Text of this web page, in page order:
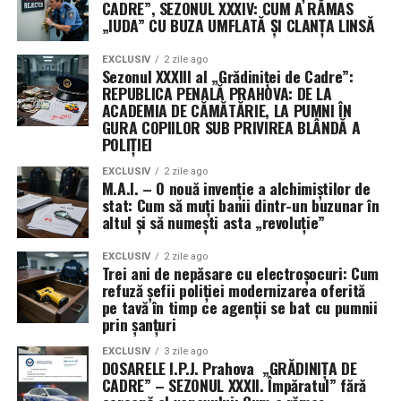
doar un slogan pentru naivi. Instituția a devenit o
Academie de Cămătărie și o Fermă de Protejați, unde
un comandant precum Stoican toacă nervii
victimelor, unde spaga se moștenește din tată-n fiu și
unde singura lege care funcționează este legea tăcerii
și a trădării. Până când DGA- DGIPI sau DIICOT vor
decide să deratizeze acest focar, cetățenii rămân la
mâna unor polițiști care se ocupă mai mult de
paranoia internă decât de siguranța străzii. Vom
reveni. (Cristina T.).
Voyeurismuleste, într-un sens strict, un
comportament sau o parafilie care constă în obținerea
satisfacției (adesea de natură sexuală) prin observarea
secretă a unor persoane în timp ce acestea se află în
ipostaze intime, sunt dezbrăcate sau se dezbracă.
NOUTATE REVOLTĂTOARE: PUMNI
PENTRU UN COPIL DE 4 ANI ȘI
NEPASARE „PROFESIONALĂ” LA
SECTIILE 1 ȘI 2
CADRE”, SEZONUL XXXIV: CUM A RĂMAS
„IUDA” CU BUZA UMFLATĂ ȘI CLANȚA LINSĂ
EXCLUSIV 2 zile ago
Sezonul XXXIII al „Grădiniței de Cadre”:
REPUBLICA PENALĂ PRAHOVA: DE LA
ACADEMIA DE CĂMĂTĂRIE, LA PUMNI ÎN
GURA COPIILOR SUB PRIVIREA BLÂNDĂ A
POLIȚIEI
EXCLUSIV 2 zile ago
M.A.I. – O nouă invenție a alchimiștilor de
stat: Cum să muți banii dintr-un buzunar în
altul și să numești asta „revoluție”
EXCLUSIV 2 zile ago
Trei ani de nepăsare cu electroșocuri: Cum
refuză șefii poliției modernizarea oferită
pe tavă în timp ce agenții se bat cu pumnii
prin șanțuri
EXCLUSIV 3 zile ago
DOSARELE I.P.J. Prahova „GRĂDINIȚA DE
CADRE” – SEZONUL XXXII. Împăratul” fără